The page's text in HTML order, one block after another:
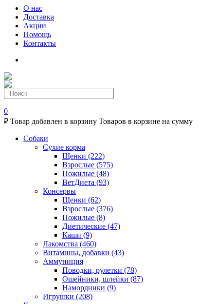
О нас
Доставка
Акции
Помощь
Контакты
0
₽ Товар добавлен в корзину Товаров в корзине на сумму
Собаки
Сухие корма
Щенки (222)
Взрослые (575)
Пожилые (48)
ВетДиета (93)
Консервы
Щенки (62)
Взрослые (376)
Пожилые (8)
Диетические (47)
Каши (9)
Лакомства (460)
Витамины, добавки (43)
Аммуниция
Поводки, рулетки (78)
Ошейники, шлейки (87)
Намордники (9)
Игрушки (208)